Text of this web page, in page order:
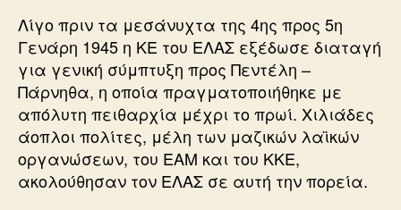
Λίγο πριν τα μεσάνυχτα της 4ης προς 5η
Γενάρη 1945 η ΚΕ του ΕΛΑΣ εξέδωσε διαταγή
για γενική σύμπτυξη προς Πεντέλη –
Πάρνηθα, η οποία πραγματοποιήθηκε με
απόλυτη πειθαρχία μέχρι το πρωί. Χιλιάδες
άοπλοι πολίτες, μέλη των μαζικών λαϊκών
οργανώσεων, του ΕΑΜ και του ΚΚΕ,
ακολούθησαν τον ΕΛΑΣ σε αυτή την πορεία.